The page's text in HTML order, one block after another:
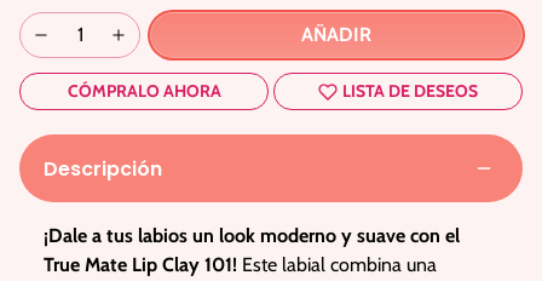
AÑADIR
CÓMPRALO AHORA LISTA DE DESEOS
Descripción
¡Dale a tus labios un look moderno y suave con el
True Mate Lip Clay 101! Este labial combina una